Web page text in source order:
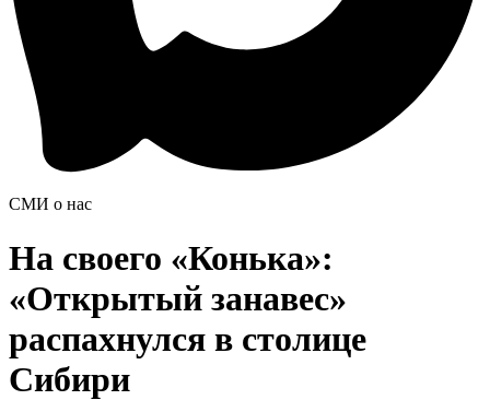
СМИ о нас
На своего «Конька»:
«Открытый занавес»
распахнулся в столице
Сибири